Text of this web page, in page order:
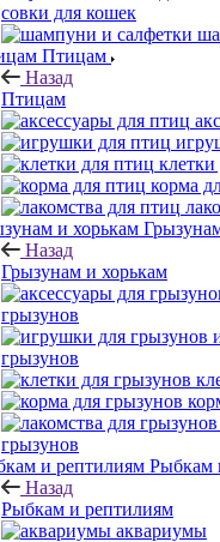
совки для кошек
Птицам
Назад
Птицам
корма
Назад
Грызунам и хорькам
грызунов
грызунов
грызунов
Рыбкам
Назад
Рыбкам и рептилиям
аквариумы